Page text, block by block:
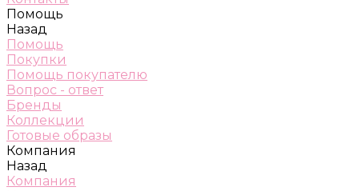
Помощь
Назад
Помощь
Покупки
Помощь покупателю
Вопрос - ответ
Бренды
Коллекции
Готовые образы
Компания
Назад
Компания